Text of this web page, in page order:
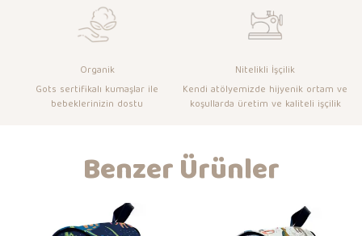
Organik
Gots sertifikalı kumaşlar ile
bebeklerinizin dostu
Nitelikli İşçilik
Kendi atölyemizde hijyenik ortam ve
koşullarda üretim ve kaliteli işçilik
Benzer Ürünler